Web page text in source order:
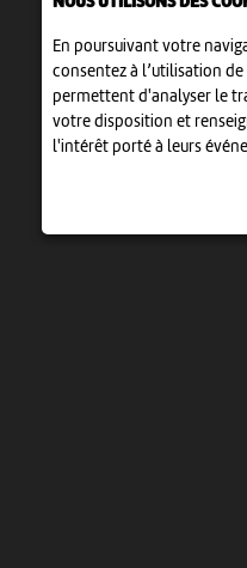
En poursuivant votre
consentez à l’utilisation
permettent d'analyser le
votre disposition et
l'intérêt porté à leurs